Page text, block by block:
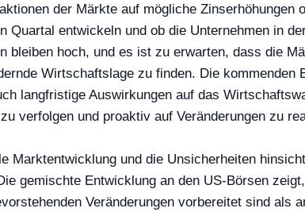
der Märkte auf mögliche
Quartal entwickeln und ob die Unternehmen in
bleiben hoch, und es ist zu erwarten, dass die
Wirtschaftslage zu finden. Die
langfristige Auswirkungen auf das
verfolgen und proaktiv auf Veränderungen zu
Marktentwicklung und die Unsicherheiten
gemischte Entwicklung an den US-Börsen
Veränderungen vorbereitet sind als